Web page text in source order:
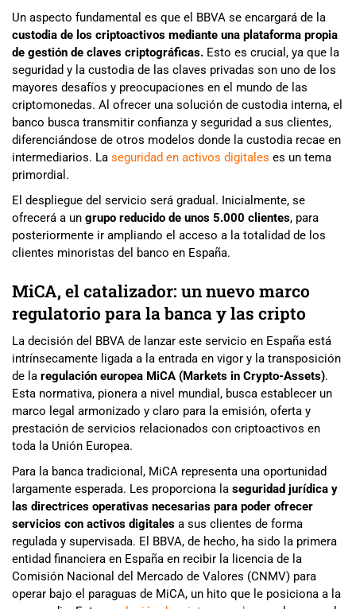
Un aspecto fundamental es que el BBVA se encargará de la
custodia de los criptoactivos mediante una plataforma propia
de gestión de claves criptográficas. Esto es crucial, ya que la
seguridad y la custodia de las claves privadas son uno de los
mayores desafíos y preocupaciones en el mundo de las
criptomonedas. Al ofrecer una solución de custodia interna, el
banco busca transmitir confianza y seguridad a sus clientes,
diferenciándose de otros modelos donde la custodia recae en
intermediarios. La seguridad en activos digitales es un tema
primordial.
El despliegue del servicio será gradual. Inicialmente, se
ofrecerá a un grupo reducido de unos 5.000 clientes, para
posteriormente ir ampliando el acceso a la totalidad de los
clientes minoristas del banco en España.
MiCA, el catalizador: un nuevo marco
regulatorio para la banca y las cripto
La decisión del BBVA de lanzar este servicio en España está
intrínsecamente ligada a la entrada en vigor y la transposición
de la regulación europea MiCA (Markets in Crypto-Assets).
Esta normativa, pionera a nivel mundial, busca establecer un
marco legal armonizado y claro para la emisión, oferta y
prestación de servicios relacionados con criptoactivos en
toda la Unión Europea.
Para la banca tradicional, MiCA representa una oportunidad
largamente esperada. Les proporciona la seguridad jurídica y
las directrices operativas necesarias para poder ofrecer
servicios con activos digitales a sus clientes de forma
regulada y supervisada. El BBVA, de hecho, ha sido la primera
entidad financiera en España en recibir la licencia de la
Comisión Nacional del Mercado de Valores (CNMV) para
operar bajo el paraguas de MiCA, un hito que le posiciona a la